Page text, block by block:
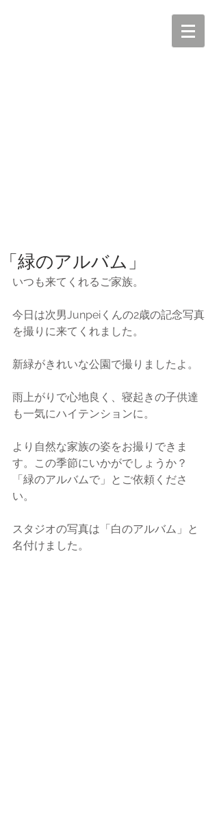
「緑のアルバム」
いつも来てくれるご家族。
今日は次男Junpeiくんの2歳の記念写真
を撮りに来てくれました。
新緑がきれいな公園で撮りましたよ。
雨上がりで心地良く、寝起きの子供達
も一気にハイテンションに。
より自然な家族の姿をお撮りできま
す。この季節にいかがでしょうか？
「緑のアルバムで」とご依頼くださ
い。
スタジオの写真は「白のアルバム」と
名付けました。